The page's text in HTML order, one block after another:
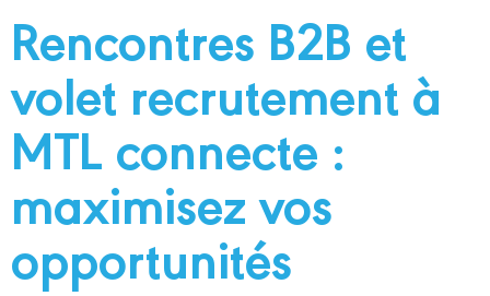
Rencontres B2B et
volet recrutement à
MTL connecte :
maximisez vos
opportunités